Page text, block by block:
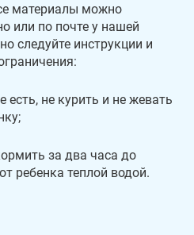
материалы можно
или по почте у нашей
следуйте инструкции и
есть, не курить и не жевать
за два часа до
ребенка теплой водой.